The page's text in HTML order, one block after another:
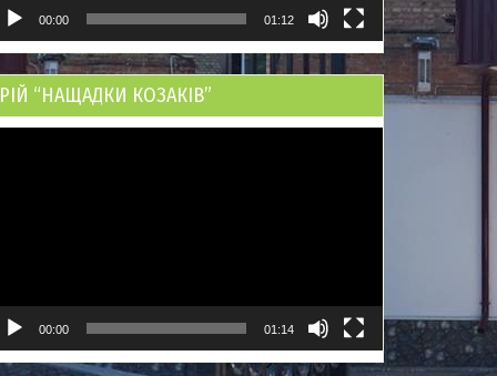
00:00 01:12
РІЙ “НАЩАДКИ КОЗАКІВ”
00:00 01:14